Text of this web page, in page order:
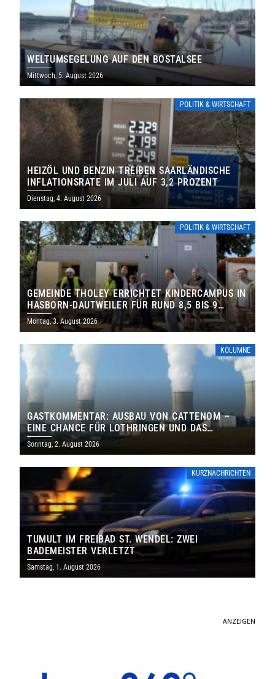
WELTUMSEGELUNG AUF DEN BOSTALSEE
Mittwoch, 5. August 2026
POLITIK & WIRTSCHAFT
HEIZÖL UND BENZIN TREIBEN SAARLÄNDISCHE
INFLATIONSRATE IM JULI AUF 3,2 PROZENT
Dienstag, 4. August 2026
POLITIK & WIRTSCHAFT
GEMEINDE THOLEY ERRICHTET KINDERCAMPUS IN
HASBORN-DAUTWEILER FÜR RUND 8,5 BIS 9
MILLIONEN EURO
Montag, 3. August 2026
KOLUMNE
GASTKOMMENTAR: AUSBAU VON CATTENOM –
EINE CHANCE FÜR LOTHRINGEN UND DAS
SAARLAND
Sonntag, 2. August 2026
KURZNACHRICHTEN
TUMULT IM FREIBAD ST. WENDEL: ZWEI
BADEMEISTER VERLETZT
Samstag, 1. August 2026
ANZEIGEN